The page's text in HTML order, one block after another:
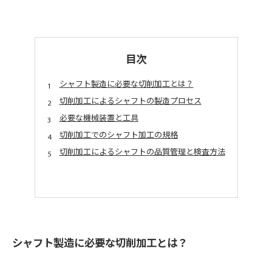
目次
シャフト製造に必要な切削加工とは？
切削加工によるシャフトの製造プロセス
必要な機械装置と工具
切削加工でのシャフト加工の規格
切削加工によるシャフトの品質管理と検査方法
シャフト製造に必要な切削加工とは？